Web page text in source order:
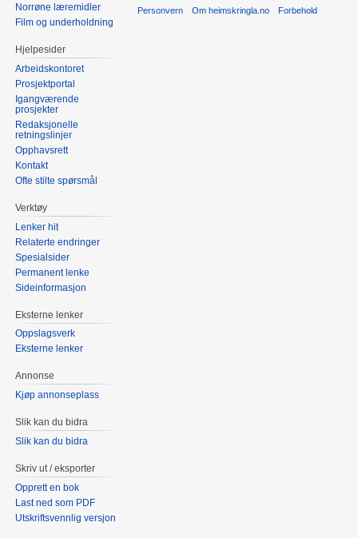
Norrøne læremidler
Film og underholdning
Hjelpesider
Arbeidskontoret
Prosjektportal
Igangværende
prosjekter
Redaksjonelle
retningslinjer
Opphavsrett
Kontakt
Ofte stilte spørsmål
Verktøy
Lenker hit
Relaterte endringer
Spesialsider
Permanent lenke
Sideinformasjon
Eksterne lenker
Oppslagsverk
Eksterne lenker
Annonse
Kjøp annonseplass
Slik kan du bidra
Slik kan du bidra
Skriv ut / eksporter
Opprett en bok
Last ned som PDF
Utskriftsvennlig versjon
Personvern Om heimskringla.no Forbehold